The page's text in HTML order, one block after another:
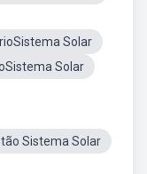
Solar
Solar
Sistema Solar